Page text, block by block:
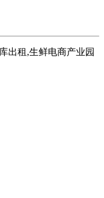
出租,生鲜电商产业园